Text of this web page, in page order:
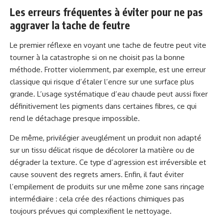
Les erreurs fréquentes à éviter pour ne pas
aggraver la tache de feutre
Le premier réflexe en voyant une tache de feutre peut vite
tourner à la catastrophe si on ne choisit pas la bonne
méthode. Frotter violemment, par exemple, est une erreur
classique qui risque d’étaler l’encre sur une surface plus
grande. L’usage systématique d’eau chaude peut aussi fixer
définitivement les pigments dans certaines fibres, ce qui
rend le détachage presque impossible.
De même, privilégier aveuglément un produit non adapté
sur un tissu délicat risque de décolorer la matière ou de
dégrader la texture. Ce type d’agression est irréversible et
cause souvent des regrets amers. Enfin, il faut éviter
l’empilement de produits sur une même zone sans rinçage
intermédiaire : cela crée des réactions chimiques pas
toujours prévues qui complexifient le nettoyage.